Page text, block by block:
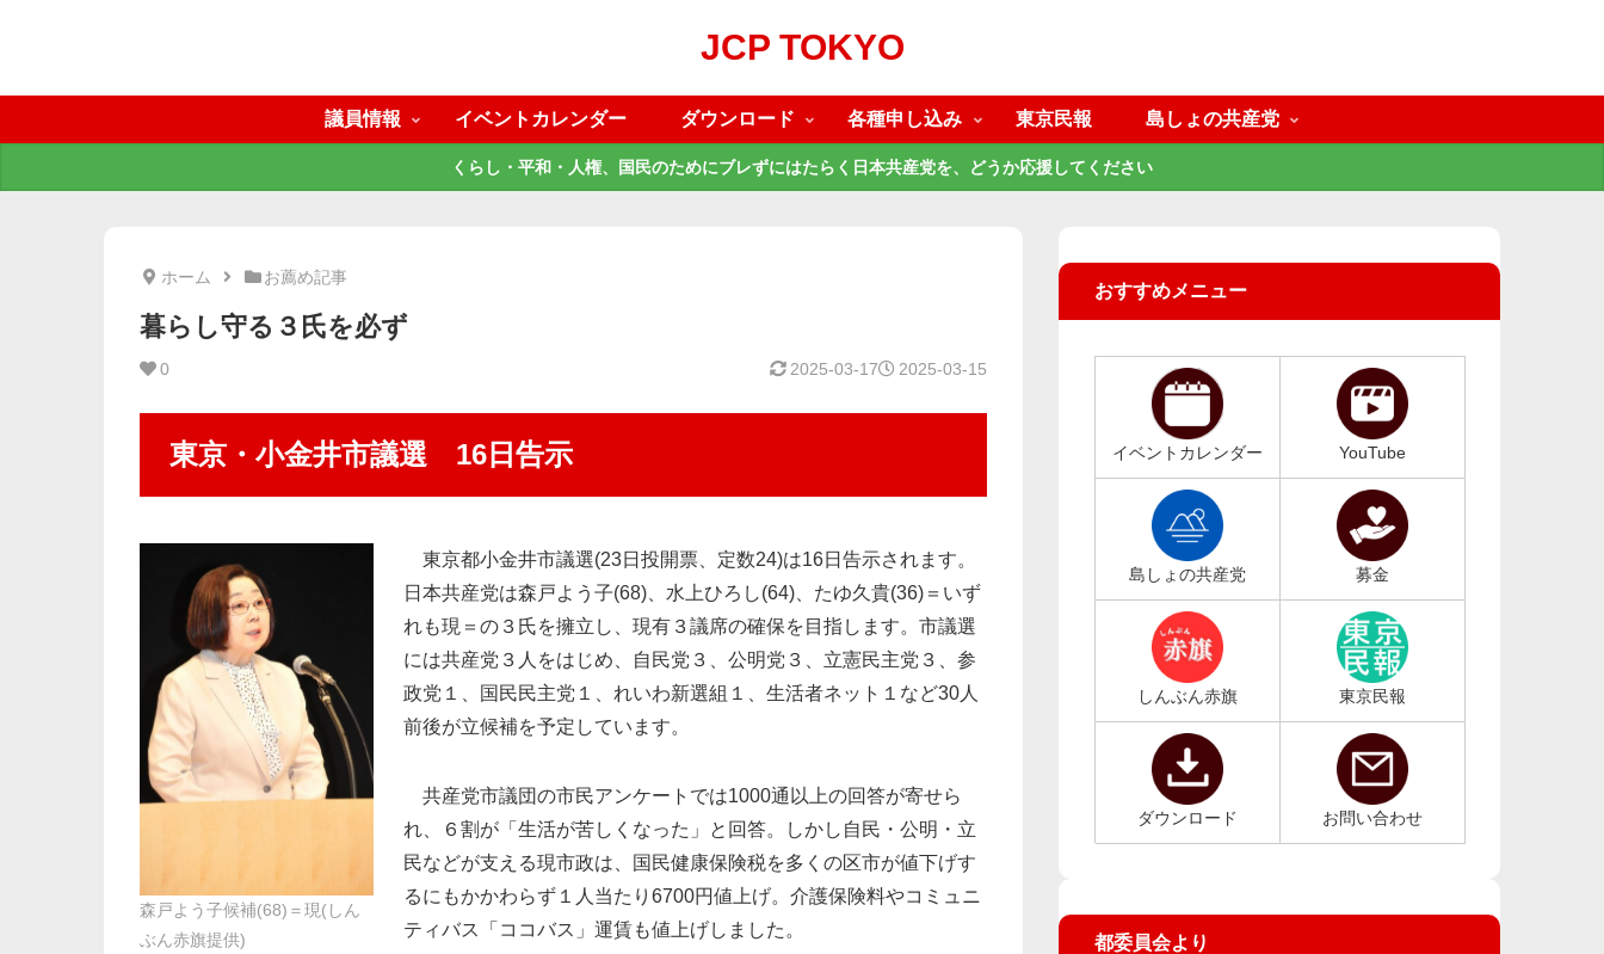
JCP TOKYO
議員情報 イベントカレンダー ダウンロード 各種申し込み 東京民報 島しょの共産党
くらし・平和・人権、国民のためにブレずにはたらく日本共産党を、どうか応援してください
ホーム お薦め記事
暮らし守る３氏を必ず
0 2025-03-15
2025-03-17
東京・小金井市議選 16日告示
森戸よう子候補(68)＝現(しん
ぶん赤旗提供)
東京都小金井市議選(23日投開票、定数24)は16日告示されます。
日本共産党は森戸よう子(68)、水上ひろし(64)、たゆ久貴(36)＝いず
れも現＝の３氏を擁立し、現有３議席の確保を目指します。市議選
には共産党３人をはじめ、自民党３、公明党３、立憲民主党３、参
政党１、国民民主党１、れいわ新選組１、生活者ネット１など30人
前後が立候補を予定しています。
共産党市議団の市民アンケートでは1000通以上の回答が寄せら
れ、６割が「生活が苦しくなった」と回答。しかし自民・公明・立
民などが支える現市政は、国民健康保険税を多くの区市が値下げす
るにもかかわらず１人当たり6700円値上げ。介護保険料やコミュニ
ティバス「ココバス」運賃も値上げしました。
おすすめメニュー
イベントカレンダー YouTube
島しょの共産党 募金
しんぶん赤旗 東京民報
ダウンロード お問い合わせ
都委員会より